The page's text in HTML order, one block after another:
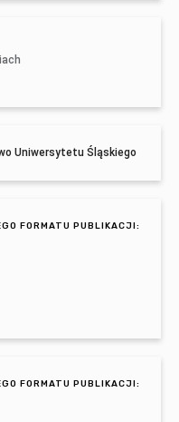
Uniwersytetu Śląskiego
FORMATU PUBLIKACJI:
FORMATU PUBLIKACJI: